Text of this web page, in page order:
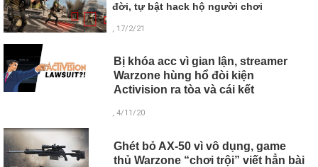
đời, tự bật hack hộ người chơi
, 17/2/21
Bị khóa acc vì gian lận, streamer
Warzone hùng hổ đòi kiện
Activision ra tòa và cái kết
, 4/11/20
Ghét bỏ AX-50 vì vô dụng, game
thủ Warzone “chơi trội” viết hẳn bài